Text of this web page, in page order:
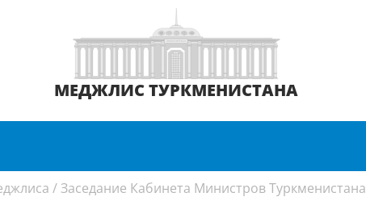
МЕДЖЛИС ТУРКМЕНИСТАНА
/ Заседание Кабинета Министров Туркменистана